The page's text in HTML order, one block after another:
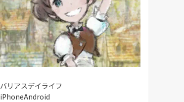
バリアスデイライフ
iPhoneAndroid